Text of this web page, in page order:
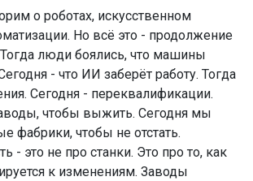
о роботах, искусственном
Но всё это - продолжение
люди боялись, что машины
- что ИИ заберёт работу. Тогда
Сегодня - переквалификации.
чтобы выжить. Сегодня мы
фабрики, чтобы не отстать.
- это не про станки. Это про то, как
к изменениям. Заводы